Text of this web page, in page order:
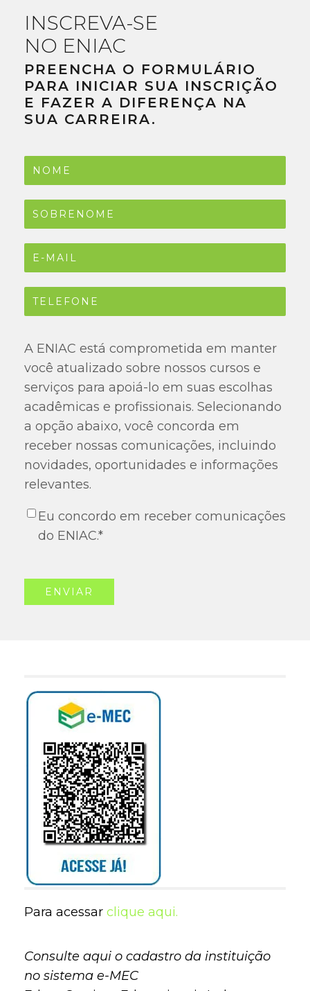
INSCREVA-SE
NO ENIAC
PREENCHA O FORMULÁRIO
PARA INICIAR SUA INSCRIÇÃO
E FAZER A DIFERENÇA NA
SUA CARREIRA.
A ENIAC está comprometida em manter
você atualizado sobre nossos cursos e
serviços para apoiá-lo em suas escolhas
acadêmicas e profissionais. Selecionando
a opção abaixo, você concorda em
receber nossas comunicações, incluindo
novidades, oportunidades e informações
relevantes.
Eu concordo em receber comunicações
do ENIAC.*
Para acessar clique aqui.
Consulte aqui o cadastro da instituição
no sistema e-MEC